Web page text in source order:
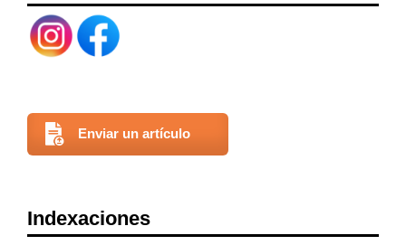
Enviar un artículo
Indexaciones